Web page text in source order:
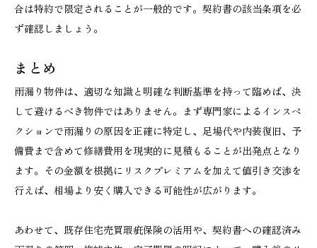
合は特約で限定されることが一般的です。契約書の該当条項を必
ず確認しましょう。
まとめ
雨漏り物件は、適切な知識と明確な判断基準を持って臨めば、決
して避けるべき物件ではありません。まず専門家によるインスペ
クションで雨漏りの原因を正確に特定し、足場代や内装復旧、予
備費まで含めて修繕費用を現実的に見積もることが出発点となり
ます。その金額を根拠にリスクプレミアムを加えて値引き交渉を
行えば、相場より安く購入できる可能性が広がります。
あわせて、既存住宅売買瑕疵保険の活用や、契約書への確認済み